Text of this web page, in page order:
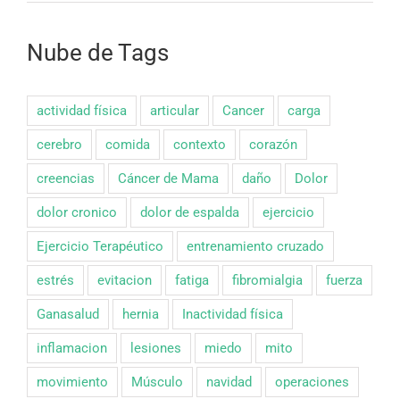
Nube de Tags
actividad física articular Cancer carga
cerebro comida contexto corazón
creencias Cáncer de Mama daño Dolor
dolor cronico dolor de espalda ejercicio
Ejercicio Terapéutico entrenamiento cruzado
estrés evitacion fatiga fibromialgia fuerza
Ganasalud hernia Inactividad física
inflamacion lesiones miedo mito
movimiento Músculo navidad operaciones